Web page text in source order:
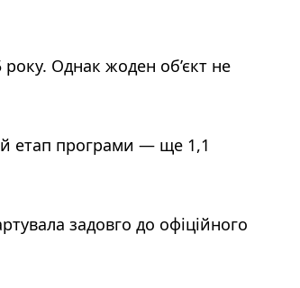
Однак жоден об’єкт не
етап програми — ще 1,1
задовго до офіційного